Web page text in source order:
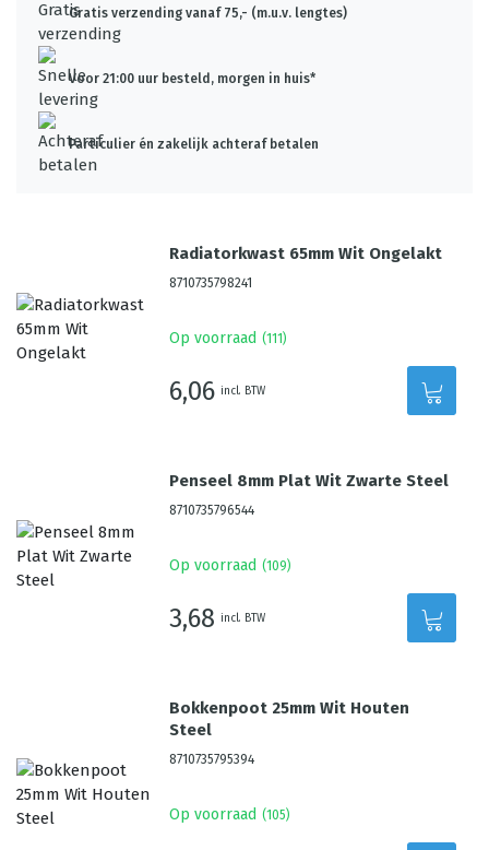
Gratis verzending vanaf 75,- (m.u.v. lengtes)
Voor 21:00 uur besteld, morgen in huis*
Particulier én zakelijk achteraf betalen
Radiatorkwast 65mm Wit Ongelakt
8710735798241
Op voorraad (111 )
6,06 incl. BTW
Penseel 8mm Plat Wit Zwarte Steel
8710735796544
Op voorraad (109)
3,68 incl. BTW
Bokkenpoot 25mm Wit Houten
Steel
8710735795394
Op voorraad (105)